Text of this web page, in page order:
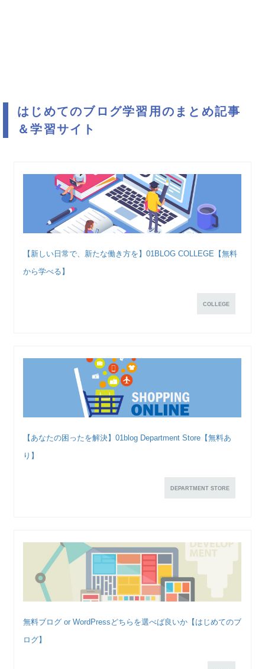
はじめてのブログ学習用のまとめ記事
＆学習サイト
【新しい日常で、新たな働き方を】01BLOG COLLEGE【無料
から学べる】
COLLEGE
【あなたの困ったを解決】01blog Department Store【無料あ
り】
DEPARTMENT STORE
無料ブログ or WordPressどちらを選べば良いか【はじめてのブ
ログ】